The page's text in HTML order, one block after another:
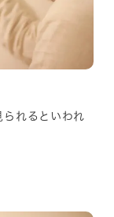
れるといわれ